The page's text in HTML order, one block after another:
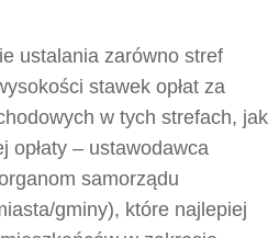
ustalania zarówno stref
stawek opłat za
w tych strefach, jak
opłaty – ustawodawca
samorządu
gminy), które najlepiej